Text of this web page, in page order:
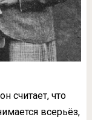
считает, что
всерьёз,